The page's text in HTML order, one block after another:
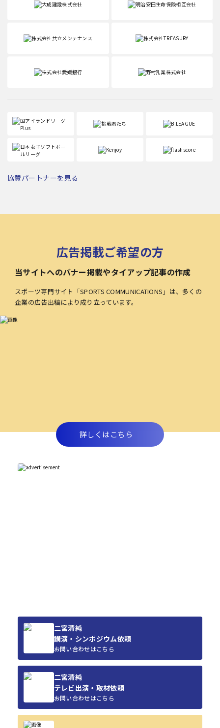
協賛パートナーを見る
広告掲載ご希望の方
当サイトへのバナー掲載やタイアップ記事の作成
スポーツ専門サイト「SPORTS COMMUNICATIONS」は、多くの
企業の広告出稿により成り立っています。
詳しくはこちら
二宮清純
講演・シンポジウム依頼
お問い合わせはこちら
二宮清純
テレビ出演・取材依頼
お問い合わせはこちら